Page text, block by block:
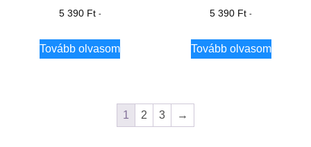
5 390 Ft -
Tovább olvasom
5 390 Ft -
Tovább olvasom
1 2 3 →